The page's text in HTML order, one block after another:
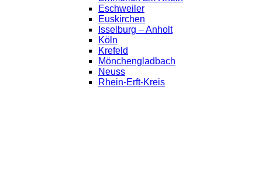
Eschweiler
Euskirchen
Isselburg – Anholt
Köln
Krefeld
Mönchengladbach
Neuss
Rhein-Erft-Kreis